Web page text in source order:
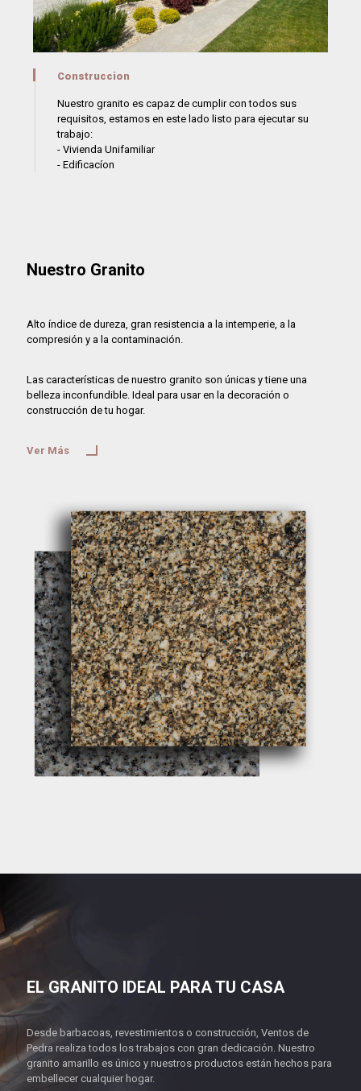
Construccion
Nuestro granito es capaz de cumplir con todos sus
requisitos, estamos en este lado listo para ejecutar su
trabajo:
- Vivienda Unifamiliar
- Edificacíon
Nuestro Granito
Alto índice de dureza, gran resistencia a la intemperie, a la
compresión y a la contaminación.
Las características de nuestro granito son únicas y tiene una
belleza inconfundible. Ideal para usar en la decoración o
construcción de tu hogar.
Ver Más
EL GRANITO IDEAL PARA TU CASA
Desde barbacoas, revestimientos o construcción, Ventos de
Pedra realiza todos los trabajos con gran dedicación. Nuestro
granito amarillo es único y nuestros productos están hechos para
embellecer cualquier hogar.